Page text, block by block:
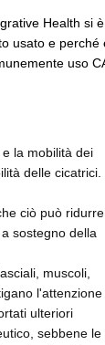
Health si è
usato e perché
uso
la mobilità dei
delle cicatrici.
ciò può ridurre
sostegno della
muscoli,
l'attenzione
ulteriori
sebbene le